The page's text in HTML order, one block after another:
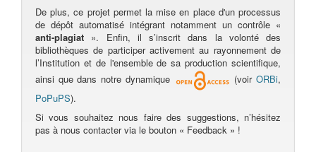
De plus, ce projet permet la mise en place d'un processus
de dépôt automatisé intégrant notamment un contrôle «
anti-plagiat ». Enfin, il s’inscrit dans la volonté des
bibliothèques de participer activement au rayonnement de
l’Institution et de l'ensemble de sa production scientifique,
ainsi que dans notre dynamique
(voirORBi,
PoPuPS).
Si vous souhaitez nous faire des suggestions, n’hésitez
pas à nous contacter via le bouton « Feedback » !